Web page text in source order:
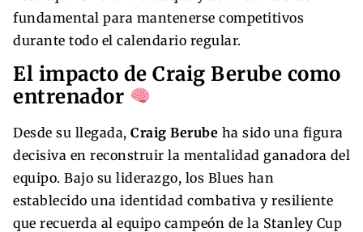
fundamental para mantenerse competitivos
durante todo el calendario regular.
El impacto de Craig Berube como
entrenador
Desde su llegada, Craig Berube ha sido una figura
decisiva en reconstruir la mentalidad ganadora del
equipo. Bajo su liderazgo, los Blues han
establecido una identidad combativa y resiliente
que recuerda al equipo campeón de la Stanley Cup